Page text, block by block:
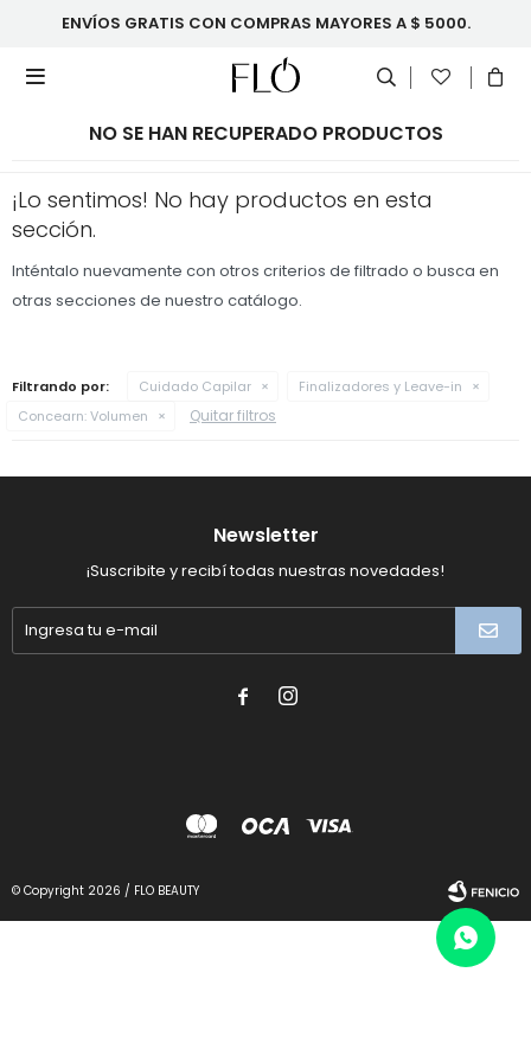
ENVÍOS GRATIS CON COMPRAS MAYORES A $ 5000.

NO SE HAN RECUPERADO PRODUCTOS
¡Lo sentimos! No hay productos en esta
sección.
Inténtalo nuevamente con otros criterios de filtrado o busca en
otras secciones de nuestro catálogo.
Filtrando por: Cuidado Capilar
Finalizadores y Leave-in
Concearn:Volumen Quitar filtros
Newsletter
¡Suscribite y recibí todas nuestras novedades!
 
© Copyright 2026 / FLO BEAUTY